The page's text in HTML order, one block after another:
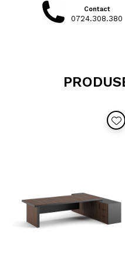
Contact
0724.308.380